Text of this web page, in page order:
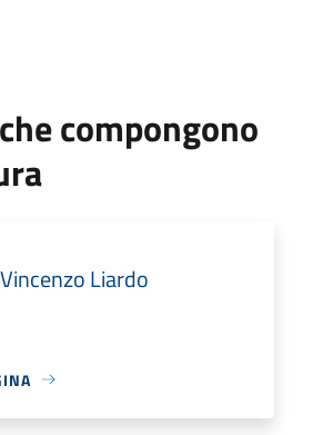
compongono
Vincenzo Liardo